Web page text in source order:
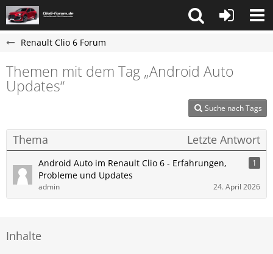
Renault Clio 6 Forum
Themen mit dem Tag „Android Auto
Updates“
Suche nach Tags
Thema Letzte Antwort
Android Auto im Renault Clio 6 - Erfahrungen,
Probleme und Updates
1
admin 24. April 2026
Inhalte